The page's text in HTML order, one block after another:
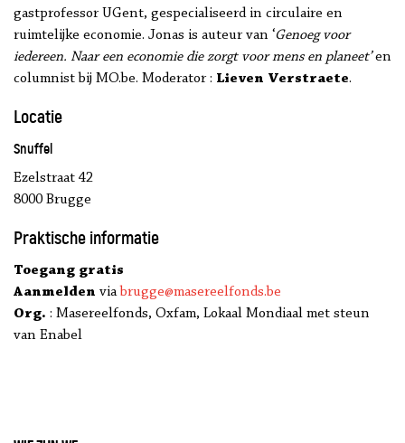
gastprofessor UGent, gespecialiseerd in circulaire en
ruimtelijke economie. Jonas is auteur van ‘Genoeg voor
iedereen. Naar een economie die zorgt voor mens en planeet’en
columnist bij MO.be. Moderator : Lieven Verstraete.
Locatie
Snuffel
Ezelstraat 42
8000 Brugge
Praktische informatie
Toegang gratis
Aanmelden via brugge@masereelfonds.be
Org. : Masereelfonds, Oxfam, Lokaal Mondiaal met steun
van Enabel